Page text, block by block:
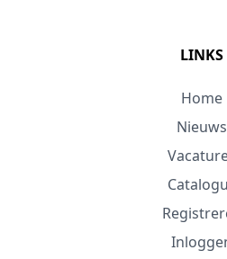
LINKS
Home
Nieuws